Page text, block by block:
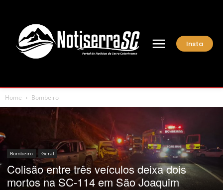
Insta
Home Bombeiro
Bombeiro Geral
Colisão entre três veículos deixa dois
mortos na SC-114 em São Joaquim